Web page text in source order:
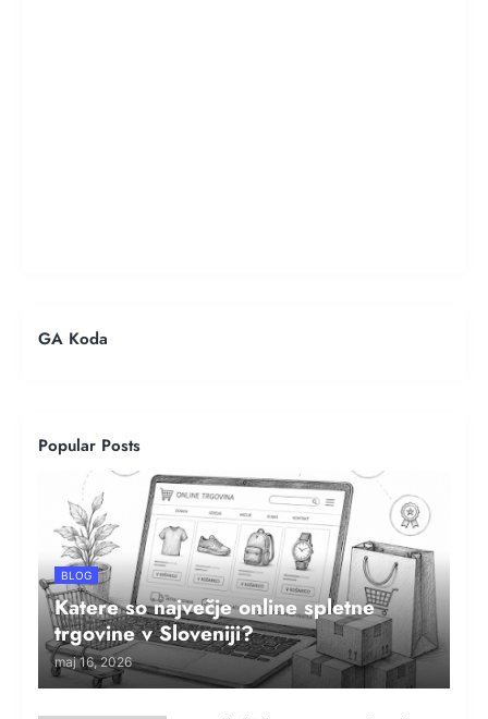
GA Koda
Popular Posts
BLOG
Katere so največje online spletne
trgovine v Sloveniji?
maj 16, 2026